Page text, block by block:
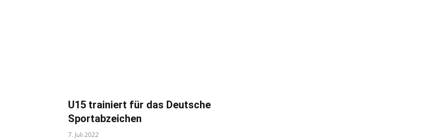
U15 trainiert für das Deutsche
Sportabzeichen
7. Juli 2022